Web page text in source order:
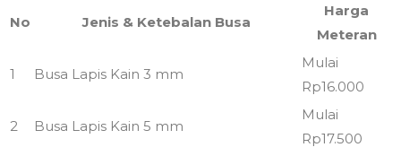
No Jenis & Ketebalan Busa
Harga
Meteran
1 Busa Lapis Kain 3 mm
Mulai
Rp16.000
2 Busa Lapis Kain 5 mm
Mulai
Rp17.500